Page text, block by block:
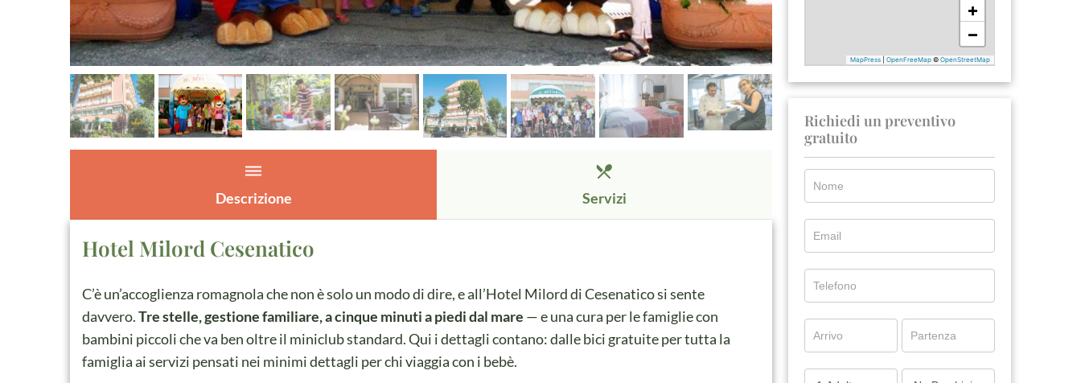
dehaze
Descrizione
restaurant_menu
Servizi
Hotel Milord Cesenatico
C’è un’accoglienza romagnola che non è solo un modo di dire, e all’Hotel Milord di Cesenatico si sente
davvero.Tre stelle, gestione familiare, a cinque minuti a piedi dal mare — e una cura per le famiglie con
bambini piccoli che va ben oltre il miniclub standard. Qui i dettagli contano: dalle bici gratuite per tutta la
famiglia ai servizi pensati nei minimi dettagli per chi viaggia con i bebè.
Richiedi un preventivo
gratuito